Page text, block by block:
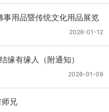
用品暨传统文化用品展览
2026-01-12
缘有缘人（附通知）
2026-01-09
兄